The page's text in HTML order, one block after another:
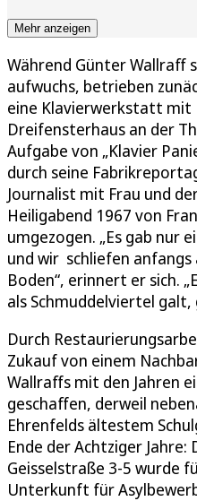
Mehr anzeigen
Während Günter Wallraff
aufwuchs, betrieben
eine Klavierwerkstatt mit
Dreifensterhaus an der
Aufgabe von „Klavier
durch seine
Journalist mit Frau und
Heiligabend 1967 von
umgezogen. „Es gab nur
und wir schliefen
Boden“, erinnert er sich.
als Schmuddelviertel galt,
Durch
Zukauf von einem
Wallraffs mit den Jahren
geschaffen, derweil
Ehrenfelds ältestem
Ende der Achtziger Jahre:
Geisselstraße 3-5 wurde
Unterkunft für